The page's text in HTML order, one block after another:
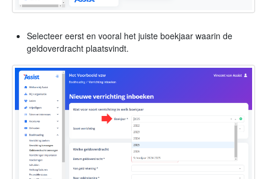
Selecteer eerst en vooral het juiste boekjaar waarin de
geldoverdracht plaatsvindt.